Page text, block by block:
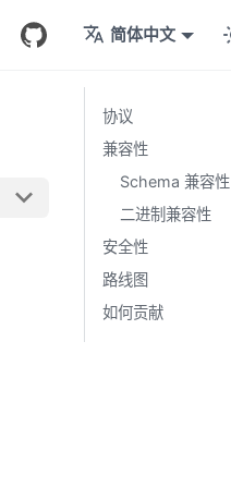
简体中文
协议
兼容性
Schema 兼容性
二进制兼容性
安全性
路线图
如何贡献